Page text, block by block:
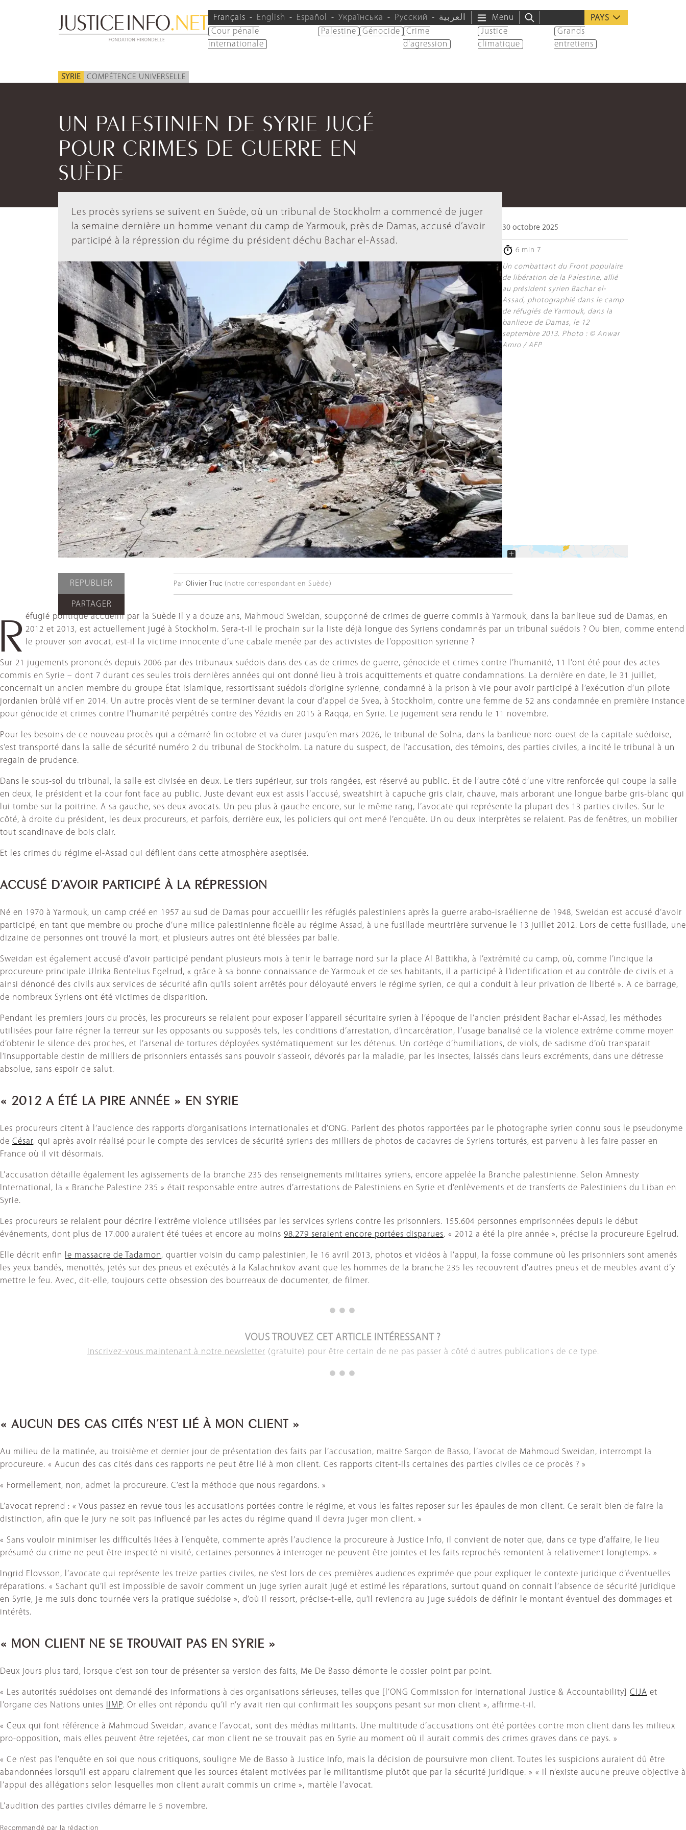
Français English Español Українська Русский العربية Menu
PAYS
Cour pénale
internationale
Palestine Génocide
Crime
d'agression
Justice
climatique
Grands
entretiens
SYRIE COMPÉTENCE UNIVERSELLE
UN PALESTINIEN DE SYRIE JUGÉ
POUR CRIMES DE GUERRE EN
SUÈDE
Les procès syriens se suivent en Suède, où un tribunal de Stockholm a commencé de juger
la semaine dernière un homme venant du camp de Yarmouk, près de Damas, accusé d’avoir
participé à la répression du régime du président déchu Bachar el-Assad.
30 octobre 2025
6 min 7
Un combattant du Front populaire
de libération de la Palestine, allié
au président syrien Bachar el-
Assad, photographié dans le camp
de réfugiés de Yarmouk, dans la
banlieue de Damas, le 12
septembre 2013. Photo : © Anwar
Amro / AFP
+
REPUBLIER
PARTAGER
Par Olivier Truc (notre correspondant en Suède)
éfugié politique accueilli par la Suède il y a douze ans, Mahmoud Sweidan, soupçonné de crimes de guerre commis à Yarmouk, dans la banlieue sud de Damas, en
2012 et 2013, est actuellement jugé à Stockholm. Sera-t-il le prochain sur la liste déjà longue des Syriens condamnés par un tribunal suédois ? Ou bien, comme entend
le prouver son avocat, est-il la victime innocente d’une cabale menée par des activistes de l’opposition syrienne ?
Sur 21 jugements prononcés depuis 2006 par des tribunaux suédois dans des cas de crimes de guerre, génocide et crimes contre l’humanité, 11 l’ont été pour des actes
commis en Syrie – dont 7 durant ces seules trois dernières années qui ont donné lieu à trois acquittements et quatre condamnations. La dernière en date, le 31 juillet,
concernait un ancien membre du groupe État islamique, ressortissant suédois d’origine syrienne, condamné à la prison à vie pour avoir participé à l’exécution d’un pilote
jordanien brûlé vif en 2014. Un autre procès vient de se terminer devant la cour d’appel de Svea, à Stockholm, contre une femme de 52 ans condamnée en première instance
pour génocide et crimes contre l’humanité perpétrés contre des Yézidis en 2015 à Raqqa, en Syrie. Le jugement sera rendu le 11 novembre.
Pour les besoins de ce nouveau procès qui a démarré fin octobre et va durer jusqu’en mars 2026, le tribunal de Solna, dans la banlieue nord-ouest de la capitale suédoise,
s’est transporté dans la salle de sécurité numéro 2 du tribunal de Stockholm. La nature du suspect, de l’accusation, des témoins, des parties civiles, a incité le tribunal à un
regain de prudence.
Dans le sous-sol du tribunal, la salle est divisée en deux. Le tiers supérieur, sur trois rangées, est réservé au public. Et de l’autre côté d’une vitre renforcée qui coupe la salle
en deux, le président et la cour font face au public. Juste devant eux est assis l’accusé, sweatshirt à capuche gris clair, chauve, mais arborant une longue barbe gris-blanc qui
lui tombe sur la poitrine. A sa gauche, ses deux avocats. Un peu plus à gauche encore, sur le même rang, l’avocate qui représente la plupart des 13 parties civiles. Sur le
côté, à droite du président, les deux procureurs, et parfois, derrière eux, les policiers qui ont mené l’enquête. Un ou deux interprètes se relaient. Pas de fenêtres, un mobilier
tout scandinave de bois clair.
Et les crimes du régime el-Assad qui défilent dans cette atmosphère aseptisée.
ACCUSÉ D’AVOIR PARTICIPÉ À LA RÉPRESSION
Né en 1970 à Yarmouk, un camp créé en 1957 au sud de Damas pour accueillir les réfugiés palestiniens après la guerre arabo-israélienne de 1948, Sweidan est accusé d’avoir
participé, en tant que membre ou proche d’une milice palestinienne fidèle au régime Assad, à une fusillade meurtrière survenue le 13 juillet 2012. Lors de cette fusillade, une
dizaine de personnes ont trouvé la mort, et plusieurs autres ont été blessées par balle.
Sweidan est également accusé d’avoir participé pendant plusieurs mois à tenir le barrage nord sur la place Al Battikha, à l’extrémité du camp, où, comme l’indique la
procureure principale Ulrika Bentelius Egelrud, « grâce à sa bonne connaissance de Yarmouk et de ses habitants, il a participé à l’identification et au contrôle de civils et a
ainsi dénoncé des civils aux services de sécurité afin qu’ils soient arrêtés pour déloyauté envers le régime syrien, ce qui a conduit à leur privation de liberté ». A ce barrage,
de nombreux Syriens ont été victimes de disparition.
Pendant les premiers jours du procès, les procureurs se relaient pour exposer l’appareil sécuritaire syrien à l’époque de l’ancien président Bachar el-Assad, les méthodes
utilisées pour faire régner la terreur sur les opposants ou supposés tels, les conditions d’arrestation, d’incarcération, l’usage banalisé de la violence extrême comme moyen
d’obtenir le silence des proches, et l’arsenal de tortures déployées systématiquement sur les détenus. Un cortège d’humiliations, de viols, de sadisme d’où transparait
l’insupportable destin de milliers de prisonniers entassés sans pouvoir s’asseoir, dévorés par la maladie, par les insectes, laissés dans leurs excréments, dans une détresse
absolue, sans espoir de salut.
« 2012 A ÉTÉ LA PIRE ANNÉE » EN SYRIE
Les procureurs citent à l’audience des rapports d’organisations internationales et d’ONG. Parlent des photos rapportées par le photographe syrien connu sous le pseudonyme
de César, qui après avoir réalisé pour le compte des services de sécurité syriens des milliers de photos de cadavres de Syriens torturés, est parvenu à les faire passer en
France où il vit désormais.
L’accusation détaille également les agissements de la branche 235 des renseignements militaires syriens, encore appelée la Branche palestinienne. Selon Amnesty
International, la « Branche Palestine 235 » était responsable entre autres d’arrestations de Palestiniens en Syrie et d’enlèvements et de transferts de Palestiniens du Liban en
Syrie.
Les procureurs se relaient pour décrire l’extrême violence utilisées par les services syriens contre les prisonniers. 155.604 personnes emprisonnées depuis le début
événements, dont plus de 17.000 auraient été tuées et encore au moins 98.279 seraient encore portées disparues. « 2012 a été la pire année », précise la procureure Egelrud.
Elle décrit enfin le massacre de Tadamon, quartier voisin du camp palestinien, le 16 avril 2013, photos et vidéos à l’appui, la fosse commune où les prisonniers sont amenés
les yeux bandés, menottés, jetés sur des pneus et exécutés à la Kalachnikov avant que les hommes de la branche 235 les recouvrent d’autres pneus et de meubles avant d’y
mettre le feu. Avec, dit-elle, toujours cette obsession des bourreaux de documenter, de filmer.
VOUS TROUVEZ CET ARTICLE INTÉRESSANT ?
Inscrivez-vous maintenant à notre newsletter (gratuite) pour être certain de ne pas passer à côté d'autres publications de ce type.
« AUCUN DES CAS CITÉS N’EST LIÉ À MON CLIENT »
Au milieu de la matinée, au troisième et dernier jour de présentation des faits par l’accusation, maitre Sargon de Basso, l’avocat de Mahmoud Sweidan, interrompt la
procureure. « Aucun des cas cités dans ces rapports ne peut être lié à mon client. Ces rapports citent-ils certaines des parties civiles de ce procès ? »
« Formellement, non, admet la procureure. C’est la méthode que nous regardons. »
L’avocat reprend : « Vous passez en revue tous les accusations portées contre le régime, et vous les faites reposer sur les épaules de mon client. Ce serait bien de faire la
distinction, afin que le jury ne soit pas influencé par les actes du régime quand il devra juger mon client. »
« Sans vouloir minimiser les difficultés liées à l’enquête, commente après l’audience la procureure à Justice Info, il convient de noter que, dans ce type d’affaire, le lieu
présumé du crime ne peut être inspecté ni visité, certaines personnes à interroger ne peuvent être jointes et les faits reprochés remontent à relativement longtemps. »
Ingrid Elovsson, l’avocate qui représente les treize parties civiles, ne s’est lors de ces premières audiences exprimée que pour expliquer le contexte juridique d’éventuelles
réparations. « Sachant qu’il est impossible de savoir comment un juge syrien aurait jugé et estimé les réparations, surtout quand on connait l’absence de sécurité juridique
en Syrie, je me suis donc tournée vers la pratique suédoise », d’où il ressort, précise-t-elle, qu’il reviendra au juge suédois de définir le montant éventuel des dommages et
intérêts.
« MON CLIENT NE SE TROUVAIT PAS EN SYRIE »
Deux jours plus tard, lorsque c’est son tour de présenter sa version des faits, Me De Basso démonte le dossier point par point.
« Les autorités suédoises ont demandé des informations à des organisations sérieuses, telles que [l’ONG Commission for International Justice & Accountability] CIJA et
l’organe des Nations unies
IIMP. Or elles ont répondu qu’il n’y avait rien qui confirmait les soupçons pesant sur mon client », affirme-t-il.
« Ceux qui font référence à Mahmoud Sweidan, avance l’avocat, sont des médias militants. Une multitude d’accusations ont été portées contre mon client dans les milieux
pro-opposition, mais elles peuvent être rejetées, car mon client ne se trouvait pas en Syrie au moment où il aurait commis des crimes graves dans ce pays. »
« Ce n’est pas l’enquête en soi que nous critiquons, souligne Me de Basso à Justice Info, mais la décision de poursuivre mon client. Toutes les suspicions auraient dû être
abandonnées lorsqu’il est apparu clairement que les sources étaient motivées par le militantisme plutôt que par la sécurité juridique. » « Il n’existe aucune preuve objective à
l’appui des allégations selon lesquelles mon client aurait commis un crime », martèle l’avocat.
L’audition des parties civiles démarre le 5 novembre.
Recommandé par la rédaction